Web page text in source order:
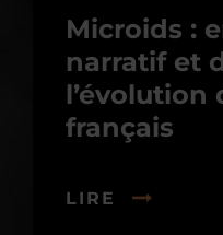
Microids :
narratif et
l’évolution
français
LIRE